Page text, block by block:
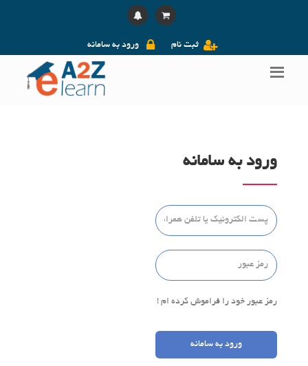
ورود به سامانه ثبت نام
ورود به سامانه
رمز عبور خود را فراموش کرده ام !
ورود به سامانه